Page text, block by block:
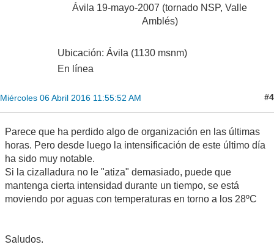
Ávila 19-mayo-2007 (tornado NSP, Valle
Amblés)
Ubicación: Ávila (1130 msnm)
En línea
Miércoles 06 Abril 2016 11:55:52 AM #4
Parece que ha perdido algo de organización en las últimas
horas. Pero desde luego la intensificación de este último día
ha sido muy notable.
Si la cizalladura no le "atiza" demasiado, puede que
mantenga cierta intensidad durante un tiempo, se está
moviendo por aguas con temperaturas en torno a los 28ºC
Saludos.